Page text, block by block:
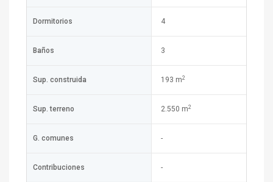
Dormitorios 4
Baños 3
Sup. construida 193 m2
Sup. terreno 2.550 m2
G. comunes -
Contribuciones -